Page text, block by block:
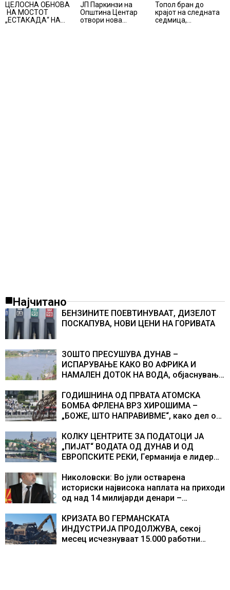
ЦЕЛОСНА ОБНОВА
НА МОСТОТ
„ЕСТАКАДА“ НА
ЈП Паркинзи на
Општина Центар
отвори нова
Топол бран до
крајот на следната
седмица,
Најчитано
БЕНЗИНИТЕ ПОЕВТИНУВААТ, ДИЗЕЛОТ
ПОСКАПУВА, НОВИ ЦЕНИ НА ГОРИВАТА
ЗОШТО ПРЕСУШУВА ДУНАВ –
ИСПАРУВАЊЕ КАКО ВО АФРИКА И
НАМАЛЕН ДОТОК НА ВОДА, објаснување
ГОДИШНИНА ОД ПРВАТА АТОМСКА
БОМБА ФРЛЕНА ВРЗ ХИРОШИМА –
„БОЖЕ, ШТО НАПРАВИВМЕ“, како дел од
учесниците во бомбардирањето го
доживуваа овој настан што го промени
текот на историјата
КОЛКУ ЦЕНТРИТЕ ЗА ПОДАТОЦИ ЈА
„ПИЈАТ“ ВОДАТА ОД ДУНАВ И ОД
ЕВРОПСКИТЕ РЕКИ, Германија е лидер
центри за податоци
Николовски: Во јули остварена
историски највисока наплата на приходи
од над 14 милијарди денари –
резултати
КРИЗАТА ВО ГЕРМАНСКАТА
ИНДУСТРИЈА ПРОДОЛЖУВА, секој
месец исчезнуваат 15.000 работни